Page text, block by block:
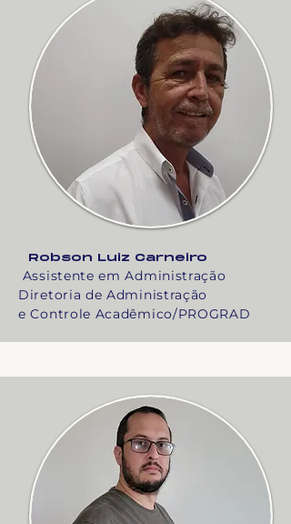
Robson Luiz Carneiro
Assistente em Administração
Diretoria de Administração
e Controle Acadêmico/PROGRAD